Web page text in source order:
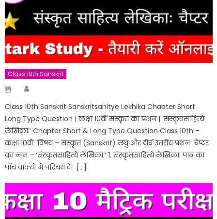
Class 10th Sanskrit
Posted
Class 10th Sanskrit Sanskritsahitye Lekhika Chapter Short
Long Type Question | कक्षा 10वीं संस्कृत का प्रशन | ‘संस्कृतसाहित्ये
लेखिका:‘ Chapter Short & Long Type Question Class 10th –
कक्षा 10वीं विषय – संस्कृत (Sanskrit) लघु और दीर्घ उत्तरीय प्रशन चैप्टर
का नाम – ‘संस्कृतसाहित्ये लेखिका:‘ 1. संस्कृतसाहित्ये लेखिका: पाठ का
पाँच वाक्यों में परिचय दें। […]